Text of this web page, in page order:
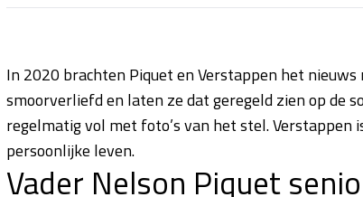
In 2020 brachten Piquet en Verstappen het
smoorverliefd en laten ze dat geregeld zien op de
regelmatig vol met foto’s van het stel.
persoonlijke leven.
Vader Nelson Piquet